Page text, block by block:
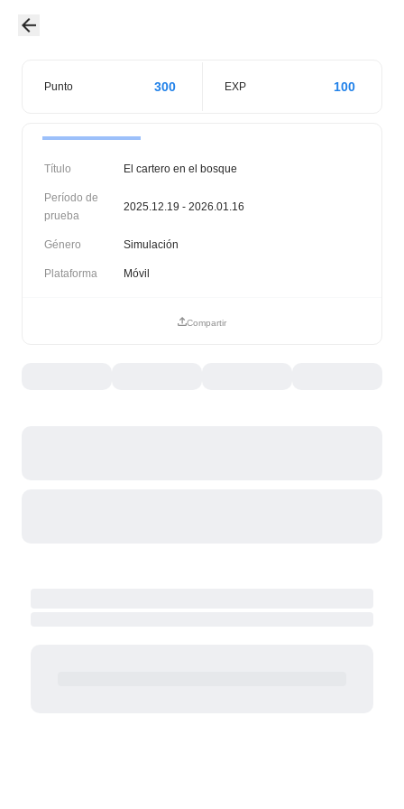
Punto 300 EXP 100
Título El cartero en el bosque
Período de
prueba
2025.12.19 - 2026.01.16
Género Simulación
Plataforma Móvil
Compartir